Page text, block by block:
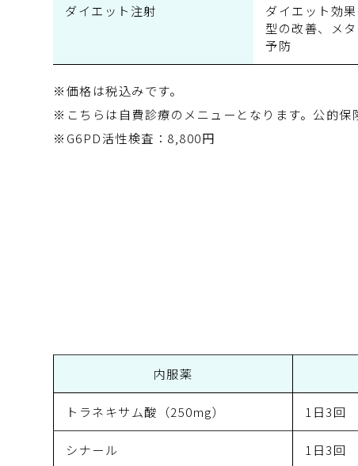
ダイエット注射
ダイエット効
型の改善、メ
予防
※価格は税込みです。
※こちらは自費診療のメニューとなります。公的保
※G6PD活性検査：8,800円
内服薬
トラネキサム酸（250mg） 1日3回
シナール 1日3回